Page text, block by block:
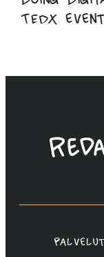
TEDx event
Linda
Saukko-
Oy
Palvelut